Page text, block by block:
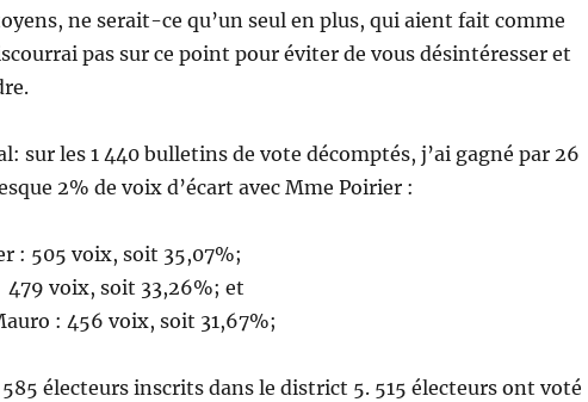
ne serait-ce qu’un seul en plus, qui aient fait comme
pas sur ce point pour éviter de vous désintéresser et
sur les 1 440 bulletins de vote décomptés, j’ai gagné par 26
2% de voix d’écart avec Mme Poirier :
: 505 voix, soit 35,07%;
479 voix, soit 33,26%; et
: 456 voix, soit 31,67%;
électeurs inscrits dans le district 5. 515 électeurs ont voté